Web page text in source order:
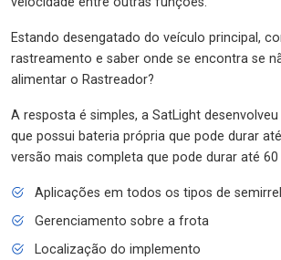
Estando desengatado do veículo principal,
rastreamento e saber onde se encontra se
alimentar o Rastreador?
A resposta é simples, a SatLight
que possui bateria própria que pode durar
versão mais completa que pode durar até 60
Aplicações em todos os tipos de
Gerenciamento sobre a frota
Localização do implemento